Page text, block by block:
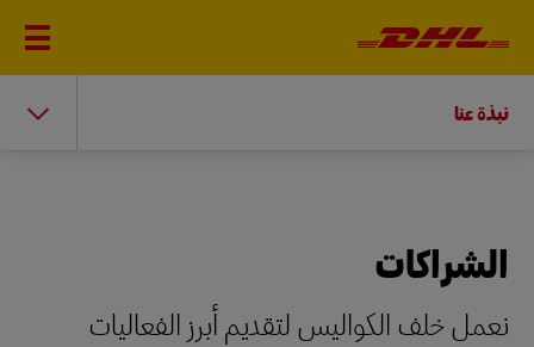
نبذة عنا
الشراكات
نعمل خلف الكواليس لتقديم أبرز الفعاليات